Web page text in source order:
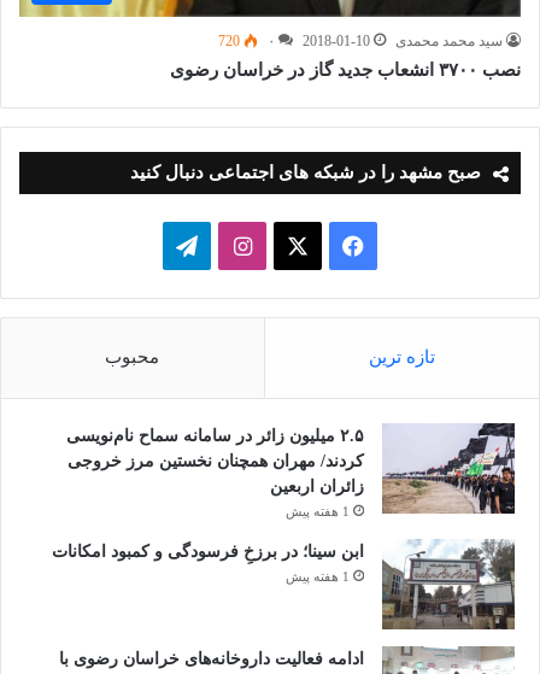
سید محمد محمدی 2018-01-10 ۰ 720
نصب ۳۷۰۰ انشعاب جدید گاز در خراسان رضوی
صبح مشهد را در شبکه های اجتماعی دنبال کنید
فیسبوک ایکساینستاگرامتلگرام
تازه ترین محبوب
۲.۵ میلیون زائر در سامانه سماح نام‌نویسی
کردند/ مهران همچنان نخستین مرز خروجی
زائران اربعین
1 هفته پیش
ابن سینا؛ در برزخِ فرسودگی و کمبود امکانات
1 هفته پیش
ادامه فعالیت داروخانه‌های خراسان رضوی با